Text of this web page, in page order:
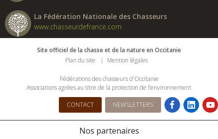
La Fédération Nationale des Chasseurs
www.chasseurdefrance.com
Site officiel de la chasse et de la nature en Occitanie
Plan du site
Mention légales
Fédérations des chasseurs d'Occitanie
Associations agrées au titre de la protection de l’environnement
CONTACT NEWSLETTERS
Nos partenaires